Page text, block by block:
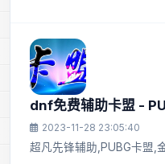
dnf免费辅助卡盟 -
2023-11-28 23:05:40
超凡先锋辅助,PUBG卡盟,